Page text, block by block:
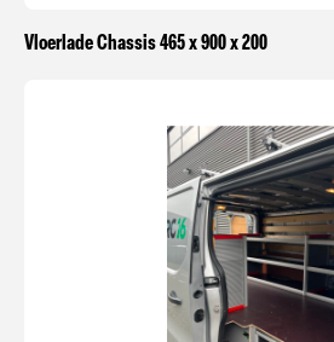
Vloerlade Chassis 465 x 900 x 200